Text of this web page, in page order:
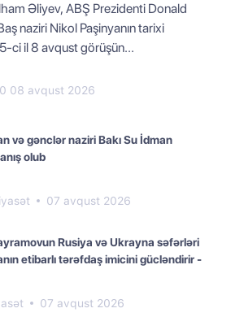
Əliyev, ABŞ Prezidenti Donald
naziri Nikol Paşinyanın tarixi
ci il 8 avqust görüşün...
08 avqust 2026
və gənclər naziri Bakı Su İdman
olub
07 avqust 2026
Rusiya və Ukrayna səfərləri
etibarlı tərəfdaş imicini gücləndirir -
07 avqust 2026